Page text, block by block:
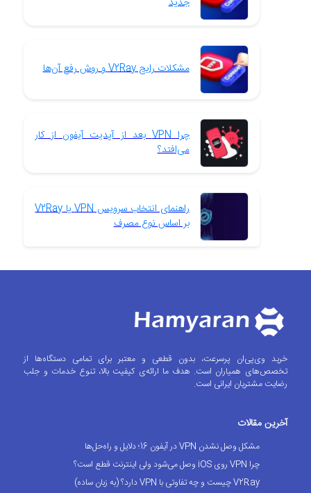
مشکلات رایج V2Ray و روش رفع آن‌ها
چرا VPN بعد از آپدیت آیفون از کار
می‌افتد؟
راهنمای انتخاب سرویس VPN یا V2Ray
بر اساس نوع مصرف
خرید وی‌پی‌ان پرسرعت، بدون قطعی و معتبر برای تمامی دستگاه‌ها از
تخصص‌های همیاران است. هدف ما ارائه‌ی کیفیت بالا، تنوع خدمات و جلب
رضایت مشتریان ایرانی است.
آخرین مقالات
مشکل وصل نشدن VPN در آیفون 16؛ دلایل و راه‌حل‌ها
چرا VPN روی iOS وصل می‌شود ولی اینترنت قطع است؟
V2Ray چیست و چه تفاوتی با VPN دارد؟ (به زبان ساده)